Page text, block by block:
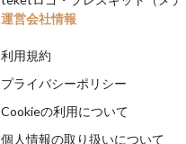
運営会社情報
利用規約
プライバシーポリシー
Cookieの利用について
個人情報の取り扱いについて